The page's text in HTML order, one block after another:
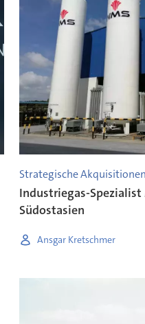
Strategische
Industriegas-
Südostasien
Ansgar Kretschmer